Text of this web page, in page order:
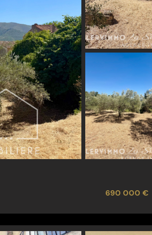
690 000 €